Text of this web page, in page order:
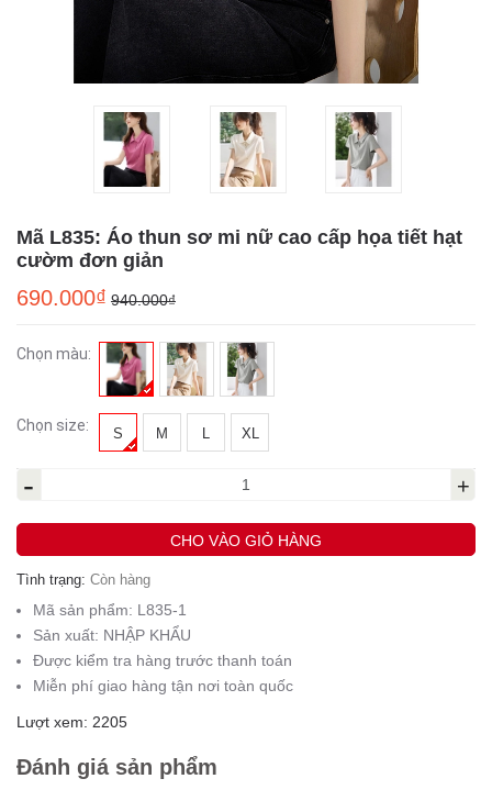
Mã L835: Áo thun sơ mi nữ cao cấp họa tiết hạt
cườm đơn giản
690.000₫ 940.000₫
Chọn màu:
Chọn size: S M L XL
- +
CHO VÀO GIỎ HÀNG
Tình trạng: Còn hàng
Mã sản phẩm: L835-1
Sản xuất: NHẬP KHẨU
Được kiểm tra hàng trước thanh toán
Miễn phí giao hàng tận nơi toàn quốc
Lượt xem: 2205
Đánh giá sản phẩm